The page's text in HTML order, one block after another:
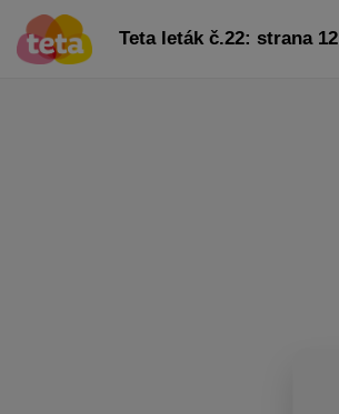
Teta leták č.22: strana 12